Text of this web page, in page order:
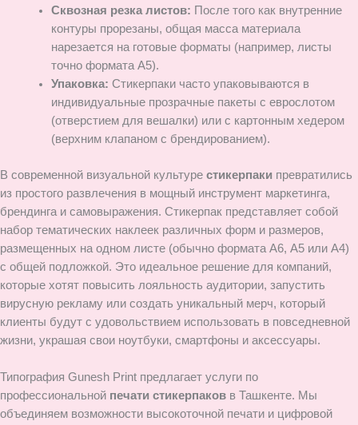
Сквозная резка листов: После того как внутренние
контуры прорезаны, общая масса материала
нарезается на готовые форматы (например, листы
точно формата А5).
Упаковка: Стикерпаки часто упаковываются в
индивидуальные прозрачные пакеты с еврослотом
(отверстием для вешалки) или с картонным хедером
(верхним клапаном с брендированием).
В современной визуальной культуре стикерпаки превратились
из простого развлечения в мощный инструмент маркетинга,
брендинга и самовыражения. Стикерпак представляет собой
набор тематических наклеек различных форм и размеров,
размещенных на одном листе (обычно формата А6, А5 или А4)
с общей подложкой. Это идеальное решение для компаний,
которые хотят повысить лояльность аудитории, запустить
вирусную рекламу или создать уникальный мерч, который
клиенты будут с удовольствием использовать в повседневной
жизни, украшая свои ноутбуки, смартфоны и аксессуары.
Типография Gunesh Print предлагает услуги по
профессиональной печати стикерпаков в Ташкенте. Мы
объединяем возможности высокоточной печати и цифровой